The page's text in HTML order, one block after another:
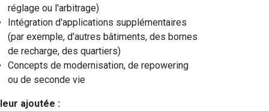
réglage ou l'arbitrage)
Intégration d'applications supplémentaires
(par exemple, d'autres bâtiments, des bornes
de recharge, des quartiers)
Concepts de modernisation, de repowering
ou de seconde vie
ajoutée :